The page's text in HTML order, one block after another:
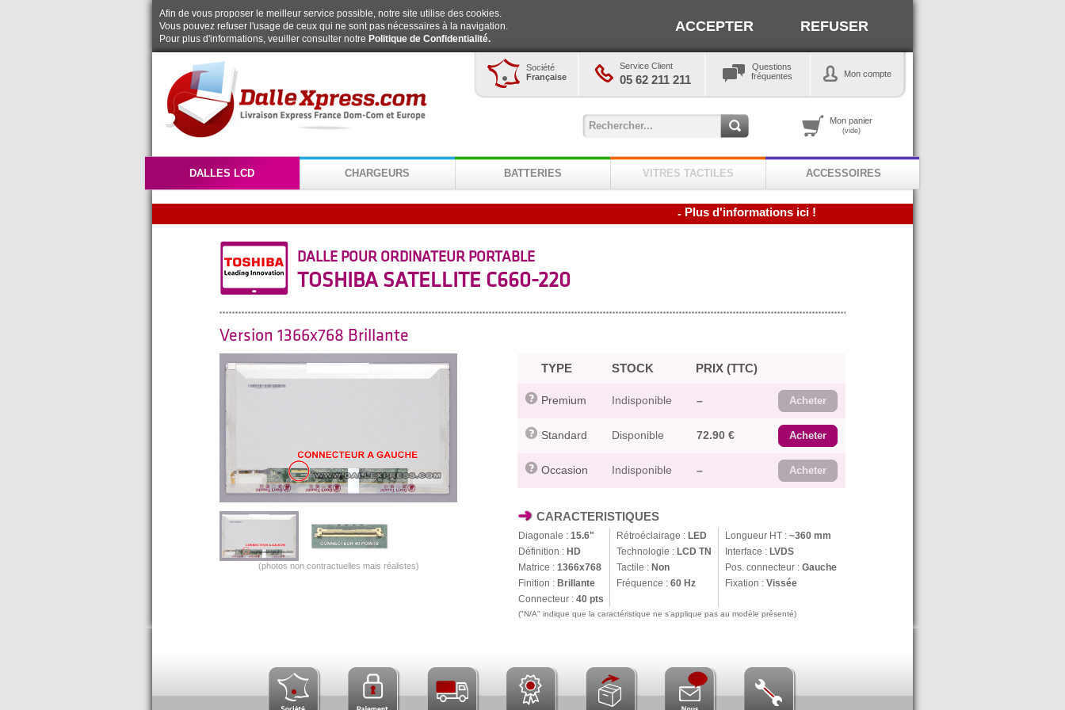
Afin de vous proposer le meilleur service possible, notre site utilise des cookies.
Vous pouvez refuser l'usage de ceux qui ne sont pas nécessaires à la navigation.
Pour plus d'informations, veuiller consulter notre Politique de Confidentialité.
ACCEPTER REFUSER
Société
Française
Service Client
05 62 211 211
Questions
fréquentes
Mon compte
Mon panier
(vide)
DALLES LCD CHARGEURS BATTERIES VITRES TACTILES ACCESSOIRES
- Plus d'informations ici !
DALLE POUR ORDINATEUR PORTABLE
TOSHIBA SATELLITE C660-220
Version 1366x768 Brillante
(photos non contractuelles mais réalistes)
TYPE STOCK PRIX (TTC)
Premium Indisponible – Acheter
Standard Disponible 72.90 € Acheter
Occasion Indisponible – Acheter
CARACTERISTIQUES
Diagonale : 15.6" Rétroéclairage : LED Longueur HT : ~360 mm
Définition : HD Technologie : LCD TN Interface : LVDS
Matrice : 1366x768 Tactile : Non Pos. connecteur : Gauche
Finition : Brillante Fréquence : 60 Hz Fixation : Vissée
Connecteur : 40 pts
("N/A" indique que la caractéristique ne s'applique pas au modèle présenté)